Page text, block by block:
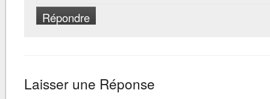
Répondre
Laisser une Réponse